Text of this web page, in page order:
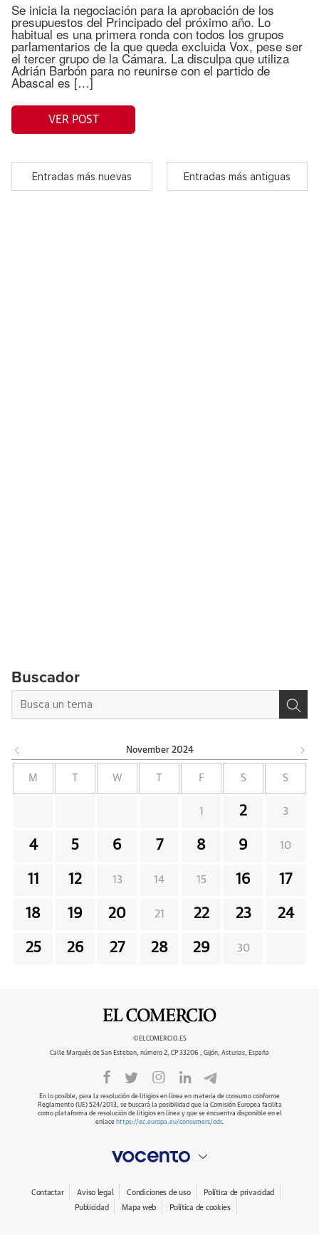
Se inicia la negociación para la aprobación de los
presupuestos del Principado del próximo año. Lo
habitual es una primera ronda con todos los grupos
parlamentarios de la que queda excluida Vox, pese ser
el tercer grupo de la Cámara. La disculpa que utiliza
Adrián Barbón para no reunirse con el partido de
Abascal es […]
VER POST
Entradas más nuevas Entradas más antiguas
Buscador
November 2024
M W F S S
1 2 3
4 5 6 7 8 9 10
11 12 13 14 15 16 17
18 19 20 21 22 23 24
25 26 27 28 29 30
©ELCOMERCIO.ES
Calle Marqués de San Esteban, número 2, CP 33206 , Gijón, Asturias, España
En lo posible, para la resolución de litigios en línea en materia de consumo conforme
Reglamento (UE) 524/2013, se buscará la posibilidad que la Comisión Europea facilita
como plataforma de resolución de litigios en línea y que se encuentra disponible en el
enlace https://ec.europa.eu/consumers/odr.
Contactar Aviso legal Condiciones de uso
Política de privacidad
Publicidad
Mapa web Política de cookies